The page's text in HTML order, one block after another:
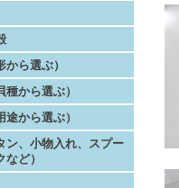
ら選ぶ）
から選ぶ）
から選ぶ）
ン、小物入れ、スプー
ど）